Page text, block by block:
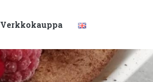
Verkkokauppa